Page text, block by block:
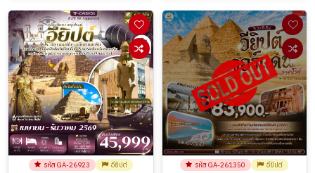
รหัส GA-26923 อียิปต์ รหัส GA-261350 อียิปต์